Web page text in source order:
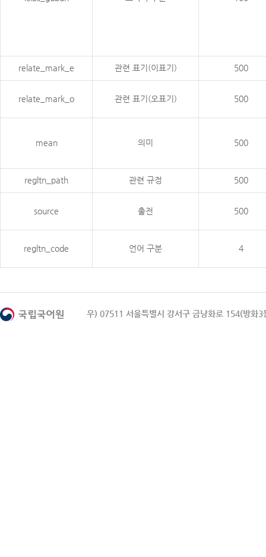
relate_mark_e 관련 표기(이표기) 500
relate_mark_o 관련 표기(오표기) 500
mean 의미 500
regltn_path 관련 규정 500
source 출전 500
regltn_code 언어 구분 4
우) 07511 서울특별시 강서구 금낭화로 154(방화3